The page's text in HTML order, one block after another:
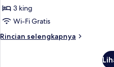
Bedroom
Deluxe
Villa
3 king
Wi-Fi Gratis
Rincian selengkapnya
Rincian